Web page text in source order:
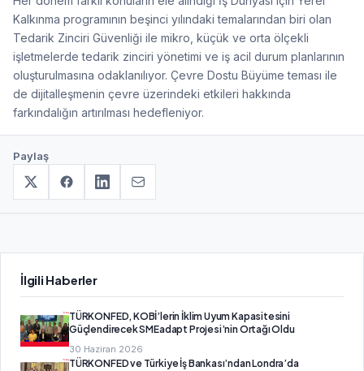
Kalkınma programının beşinci yılındaki temalarından biri olan
Tedarik Zinciri Güvenliği ile mikro, küçük ve orta ölçekli
işletmelerde tedarik zinciri yönetimi ve iş acil durum planlarının
oluşturulmasına odaklanılıyor. Çevre Dostu Büyüme teması ile
de dijitalleşmenin çevre üzerindeki etkileri hakkında
farkındalığın artırılması hedefleniyor.
Paylaş
İlgili Haberler
TÜRKONFED, KOBİ’lerin İklim Uyum Kapasitesini
Güçlendirecek SMEadapt Projesi’nin Ortağı Oldu
30 Haziran 2026
TÜRKONFED ve Türkiye İş Bankası’ndan Londra’da